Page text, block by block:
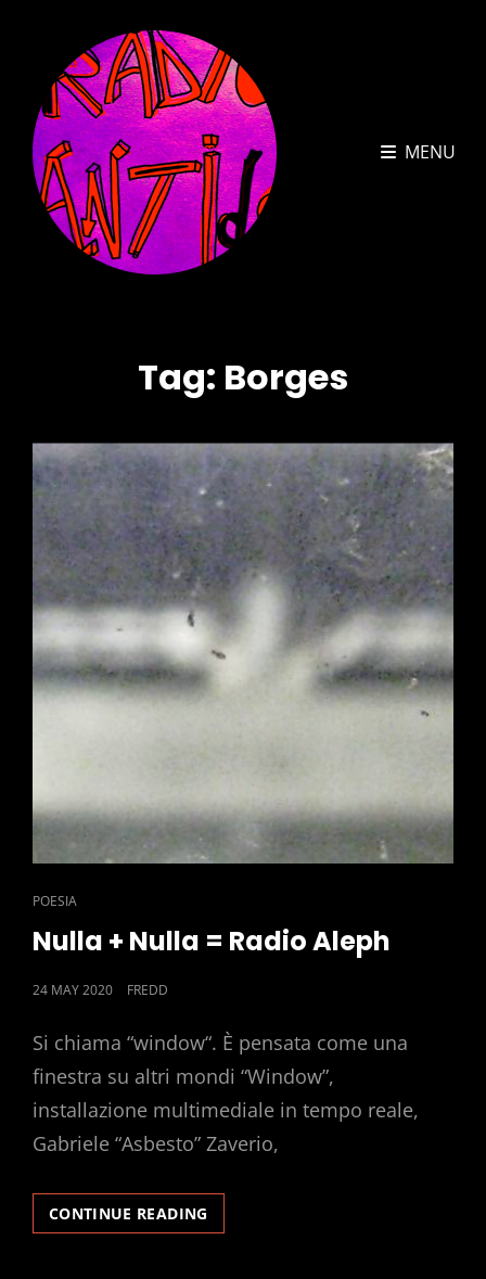
MENU
Tag: Borges
CAT
LINKS
POESIA
Nulla + Nulla = Radio Aleph
POSTED
24 MAY 2020 FREDD
Si chiama “window“. È pensata come una
finestra su altri mondi “Window”,
installazione multimediale in tempo reale,
Gabriele “Asbesto” Zaverio,
CONTINUE READING
+